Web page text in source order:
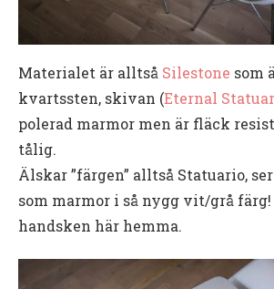
Materialet är alltså Silestone som
kvartssten, skivan (Eternal
polerad marmor men är fläck
tålig.
Älskar ”färgen” alltså Statuario,
som marmor i så nygg vit/grå färg!
handsken här hemma.